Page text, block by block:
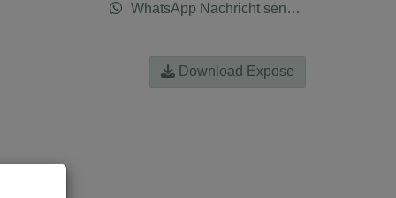
WhatsApp Nachricht senden
Download Expose